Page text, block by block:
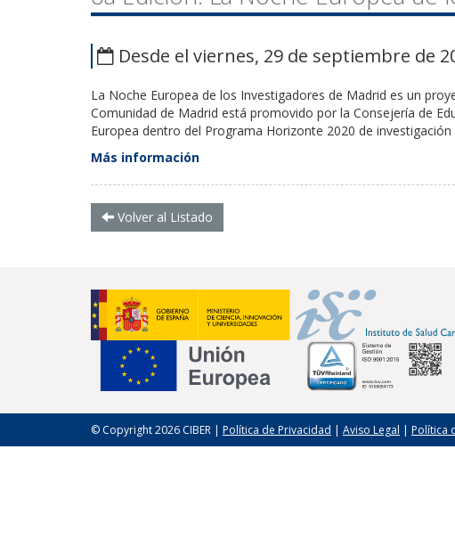
Desde el viernes, 29 de septiembre de
La Noche Europea de los Investigadores de Madrid es un
Comunidad de Madrid está promovido por la Consejería de
Europea dentro del Programa Horizonte 2020 de
Más información
Volver al Listado
© Copyright 2026 CIBER | Política de Privacidad | Aviso Legal | Política